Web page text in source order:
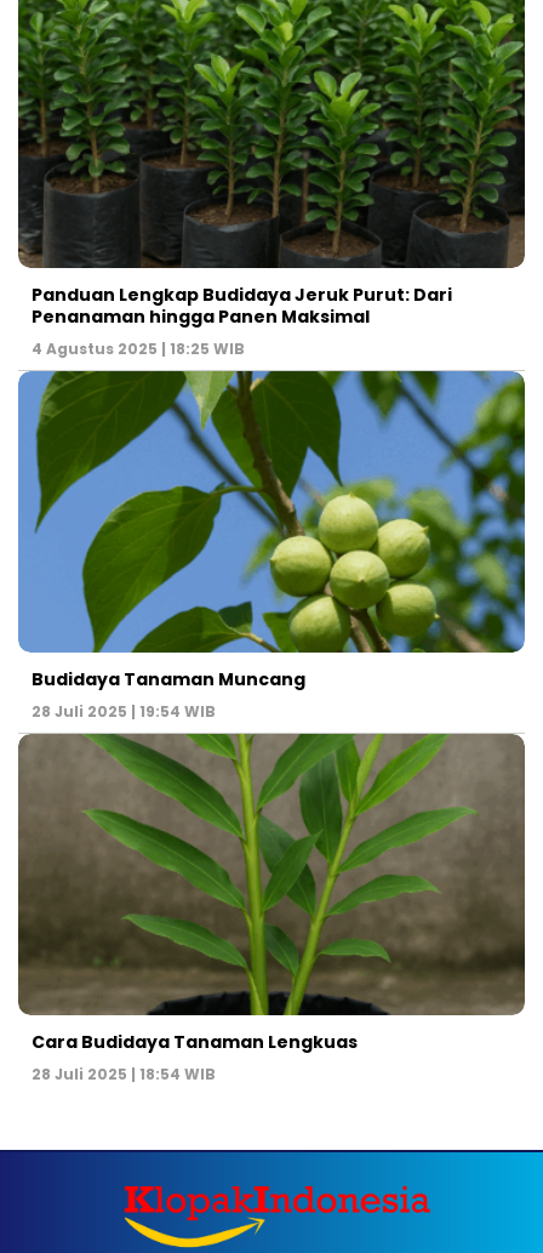
Panduan Lengkap Budidaya Jeruk Purut: Dari
Penanaman hingga Panen Maksimal
4 Agustus 2025 | 18:25 WIB
Budidaya Tanaman Muncang
28 Juli 2025 | 19:54 WIB
Cara Budidaya Tanaman Lengkuas
28 Juli 2025 | 18:54 WIB